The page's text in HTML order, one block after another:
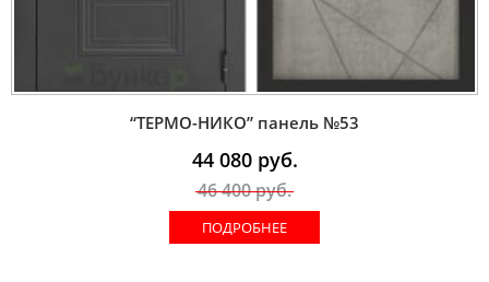
“ТЕРМО-НИКО” панель №53
44 080руб.
46 400руб.
ПОДРОБНЕЕ